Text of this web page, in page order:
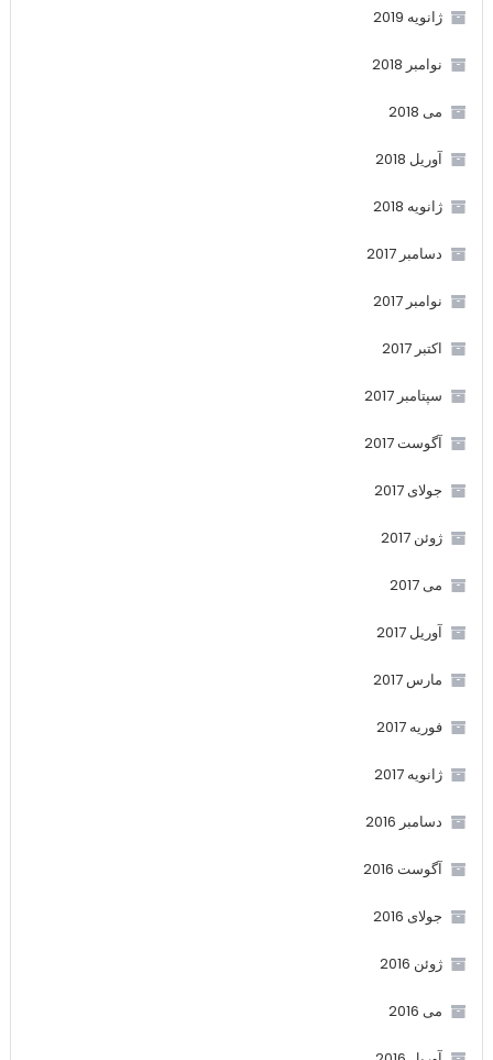
ژانویه 2019
نوامبر 2018
می 2018
آوریل 2018
ژانویه 2018
دسامبر 2017
نوامبر 2017
اکتبر 2017
سپتامبر 2017
آگوست 2017
جولای 2017
ژوئن 2017
می 2017
آوریل 2017
مارس 2017
فوریه 2017
ژانویه 2017
دسامبر 2016
آگوست 2016
جولای 2016
ژوئن 2016
می 2016